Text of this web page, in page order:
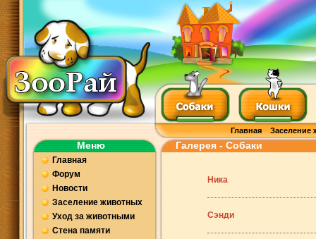
Главная Заселение
Меню
Главная
Форум
Новости
Заселение животных
Уход за животными
Стена памяти
Галерея - Собаки
Ника
Сэнди